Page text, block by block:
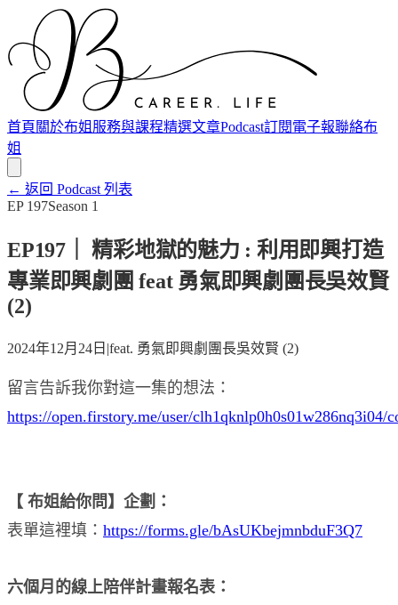
首頁 關於布姐 服務與課程精選文章Podcast訂閱電子報聯絡布
姐
← 返回 Podcast 列表
EP 197Season 1
EP197｜ 精彩地獄的魅力 : 利用即興打造
專業即興劇團 feat 勇氣即興劇團長吳效賢
(2)
2024年12月24日 |feat. 勇氣即興劇團長吳效賢 (2)
留言告訴我你對這一集的想法：
https://open.firstory.me/user/clh1qknlp0h0s01w286nq3i04/
【 布姐給你問】企劃：
表單這裡填： https://forms.gle/bAsUKbejmnbduF3Q7
六個月的線上陪伴計畫報名表：